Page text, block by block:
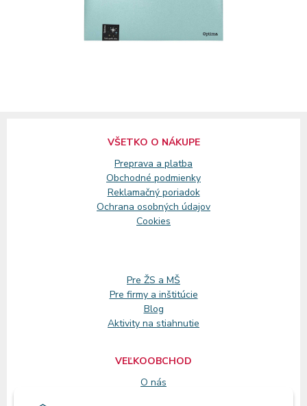
VŠETKO O NÁKUPE
Preprava a platba
Obchodné podmienky
Reklamačný poriadok
Ochrana osobných údajov
Cookies
Pre ŽS a MŠ
Pre firmy a inštitúcie
Blog
Aktivity na stiahnutie
VEĽKOOBCHOD
O nás